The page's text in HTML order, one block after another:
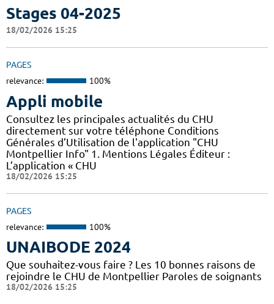
Stages 04-2025
18/02/2026 15:25
PAGES
relevance: 100%
Appli mobile
Consultez les principales actualités du CHU
directement sur votre téléphone Conditions
Générales d’Utilisation de l'application "CHU
Montpellier Info" 1. Mentions Légales Éditeur :
L’application « CHU
18/02/2026 15:25
PAGES
relevance: 100%
UNAIBODE 2024
Que souhaitez-vous faire ? Les 10 bonnes raisons de
rejoindre le CHU de Montpellier Paroles de soignants
18/02/2026 15:25